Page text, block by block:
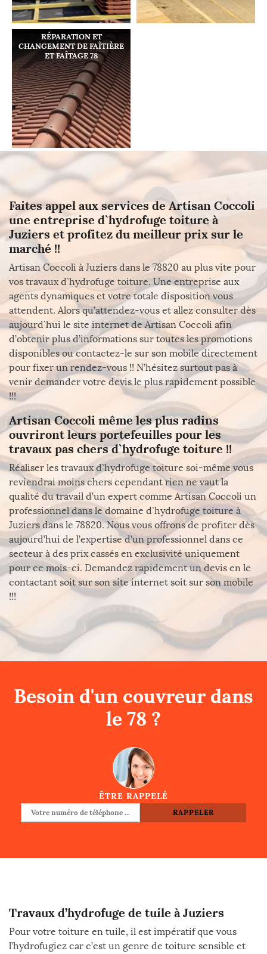
RÉPARATION ET
CHANGEMENT DE FAÎTIÈRE
ET FAÎTAGE 78
Faites appel aux services de Artisan Coccoli
une entreprise d`hydrofuge toiture à
Juziers et profitez du meilleur prix sur le
marché !!
Artisan Coccoli à Juziers dans le 78820 au plus vite pour
vos travaux d`hydrofuge toiture. Une entreprise aux
agents dynamiques et votre totale disposition vous
attendent. Alors qu’attendez-vous et allez consulter dès
aujourd`hui le site internet de Artisan Coccoli afin
d’obtenir plus d’informations sur toutes les promotions
disponibles ou contactez-le sur son mobile directement
pour fixer un rendez-vous !! N’hésitez surtout pas à
venir demander votre devis le plus rapidement possible
!!!
Artisan Coccoli même les plus radins
ouvriront leurs portefeuilles pour les
travaux pas chers d`hydrofuge toiture !!
Réaliser les travaux d`hydrofuge toiture soi-même vous
reviendrai moins chers cependant rien ne vaut la
qualité du travail d’un expert comme Artisan Coccoli un
professionnel dans le domaine d`hydrofuge toiture à
Juziers dans le 78820. Nous vous offrons de profiter dès
aujourd’hui de l’expertise d’un professionnel dans ce
secteur à des prix cassés en exclusivité uniquement
pour ce mois-ci. Demandez rapidement un devis en le
contactant soit sur son site internet soit sur son mobile
!!!
Besoin d'un couvreur dans
le 78 ?
ÊTRE RAPPELÉ
Travaux d’hydrofuge de tuile à Juziers
Pour votre toiture en tuile, il est impératif que vous
l’hydrofugiez car c’est un genre de toiture sensible et